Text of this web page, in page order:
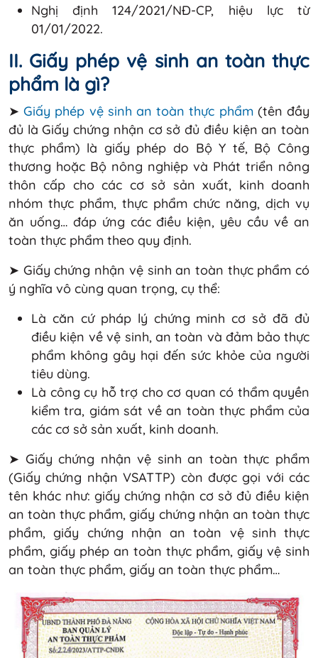
Nghị định 124/2021/NĐ-CP, hiệu lực từ
01/01/2022.
II. Giấy phép vệ sinh an toàn thực
phẩm là gì?
➤Giấy phép vệ sinh an toàn thực phẩm(tên đầy
đủ là Giấy chứng nhận cơ sở đủ điều kiện an toàn
thực phẩm) là giấy phép do Bộ Y tế, Bộ Công
thương hoặc Bộ nông nghiệp và Phát triển nông
thôn cấp cho các cơ sở sản xuất, kinh doanh
nhóm thực phẩm, thực phẩm chức năng, dịch vụ
ăn uống… đáp ứng các điều kiện, yêu cầu về an
toàn thực phẩm theo quy định.
➤ Giấy chứng nhận vệ sinh an toàn thực phẩm có
ý nghĩa vô cùng quan trọng, cụ thể:
Là căn cứ pháp lý chứng minh cơ sở đã đủ
điều kiện về vệ sinh, an toàn và đảm bảo thực
phẩm không gây hại đến sức khỏe của người
tiêu dùng.
Là công cụ hỗ trợ cho cơ quan có thẩm quyền
kiểm tra, giám sát về an toàn thực phẩm của
các cơ sở sản xuất, kinh doanh.
➤ Giấy chứng nhận vệ sinh an toàn thực phẩm
(Giấy chứng nhận VSATTP) còn được gọi với các
tên khác như: giấy chứng nhận cơ sở đủ điều kiện
an toàn thực phẩm, giấy chứng nhận an toàn thực
phẩm, giấy chứng nhận an toàn vệ sinh thực
phẩm, giấy phép an toàn thực phẩm, giấy vệ sinh
an toàn thực phẩm, giấy an toàn thực phẩm…